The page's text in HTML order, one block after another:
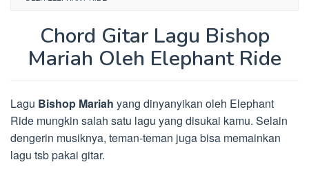
Chord Gitar Lagu Bishop
Mariah Oleh Elephant Ride
Lagu Bishop Mariah yang dinyanyikan oleh Elephant
Ride mungkin salah satu lagu yang disukai kamu. Selain
dengerin musiknya, teman-teman juga bisa memainkan
lagu tsb pakai gitar.